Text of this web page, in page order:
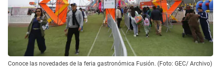
Conoce las novedades de la feria gastronómica Fusión. (Foto: GEC/ Archivo)